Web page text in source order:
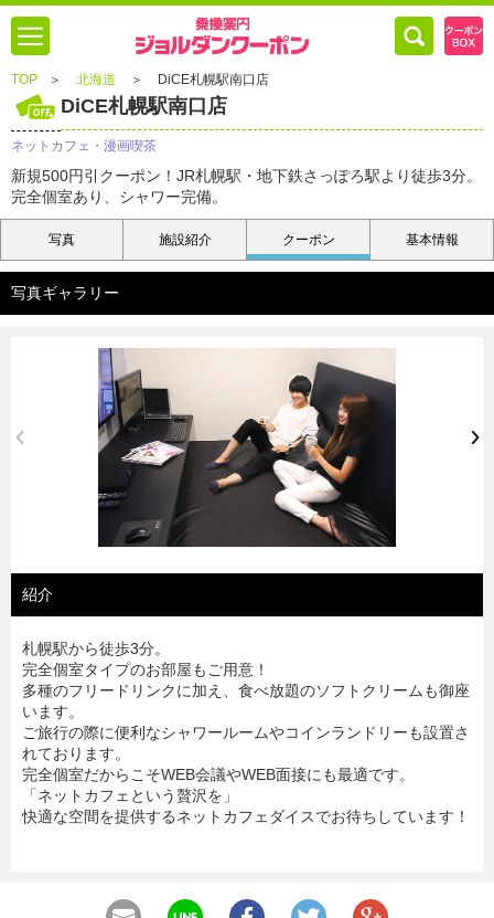
TOP ＞ 北海道 ＞ DiCE札幌駅南口店
DiCE札幌駅南口店
ネットカフェ・漫画喫茶
新規500円引クーポン！JR札幌駅・地下鉄さっぽろ駅より徒歩3分。
完全個室あり、シャワー完備。
写真 施設紹介 クーポン 基本情報
写真ギャラリー
紹介
札幌駅から徒歩3分。
完全個室タイプのお部屋もご用意！
多種のフリードリンクに加え、食べ放題のソフトクリームも御座
います。
ご旅行の際に便利なシャワールームやコインランドリーも設置さ
れております。
完全個室だからこそWEB会議やWEB面接にも最適です。
「ネットカフェという贅沢を」
快適な空間を提供するネットカフェダイスでお待ちしています！